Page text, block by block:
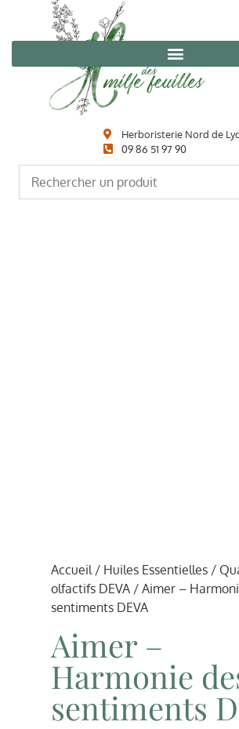
Herboristerie Nord de
09 86 51 97 90
Accueil / Huiles Essentielles /
olfactifs DEVA / Aimer –
sentiments DEVA
Aimer –
Harmonie
sentiments